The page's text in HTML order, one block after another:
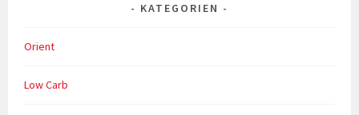
KATEGORIEN
Orient
Low Carb